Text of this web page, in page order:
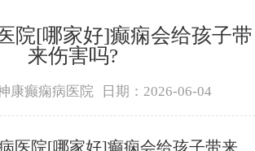
院[哪家好]癫痫会给孩子带
来伤害吗?
康癫痫病医院 日期：2026-06-04
医院[哪家好]癫痫会给孩子带来